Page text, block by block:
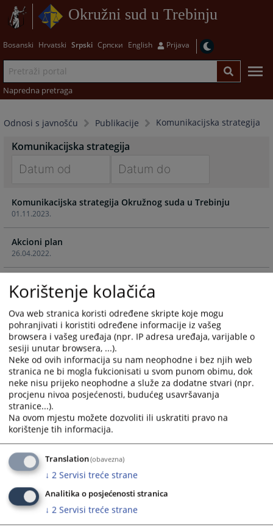
Okružni sud u Trebinju
Bosanski Hrvatski Srpski Српски English Prijava
Napredna pretraga
Odnosi s javnošću Publikacije Komunikacijska strategija
Komunikacijska strategija
forward
to
interact
with
the
calendar
and
select
a
date.
Press
the
question
mark
key
to
get
the
keyboard
shortcuts
for
changing
dates.
forward
interact
calendar
and
select
a
date.
Press
the
question
mark
key
get
the
keyboard
shortcuts
for
dates.
01.11.2023.
Komunikacijska strategija Okružnog suda u Trebinju
26.04.2022.
Akcioni plan
Korištenje kolačića
Ova web stranica koristi određene skripte koje mogu
pohranjivati i koristiti određene informacije iz vašeg
browsera i vašeg uređaja (npr. IP adresa uređaja, varijable o
sesiji unutar browsera, ...).
Neke od ovih informacija su nam neophodne i bez njih web
stranica ne bi mogla fukcionisati u svom punom obimu, dok
neke nisu prijeko neophodne a služe za dodatne stvari (npr.
procjenu nivoa posjećenosti, budućeg usavršavanja
stranice...).
Na ovom mjestu možete dozvoliti ili uskratiti pravo na
korištenje tih informacija.
Translation(obavezna)
↓ 2 Servisi treće strane
Analitika o posjećenosti stranica
↓ 2 Servisi treće strane